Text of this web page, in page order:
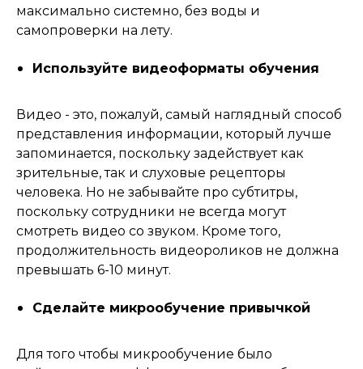
максимально системно, без воды и
самопроверки на лету.
Используйте видеоформаты обучения
Видео - это, пожалуй, самый наглядный способ
представления информации, который лучше
запоминается, поскольку задействует как
зрительные, так и слуховые рецепторы
человека. Но не забывайте про субтитры,
поскольку сотрудники не всегда могут
смотреть видео со звуком. Кроме того,
продолжительность видеороликов не должна
превышать 6-10 минут.
Сделайте микрообучение привычкой
Для того чтобы микрообучение было